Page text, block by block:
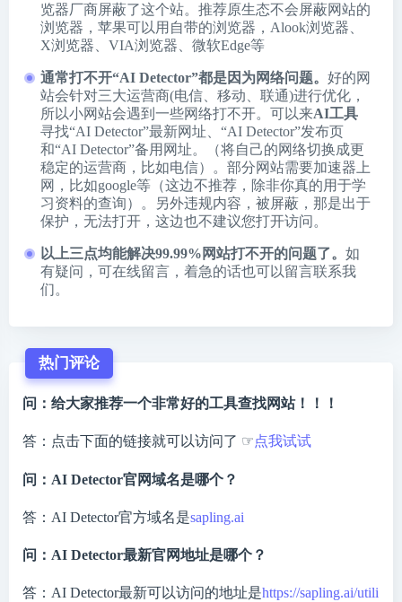
览器厂商屏蔽了这个站。推荐原生态不会屏蔽网站的
浏览器，苹果可以用自带的浏览器， Alook浏览器
X浏览器
VIA浏览器 微软Edge等
通常打不开“AI Detector”都是因为网络问题。 好的网
站会针对三大运营商(电信、移动、联通)进行优化，
所以小网站会遇到一些网络打不开。可以来AI工具
寻找“AI Detector”最新网址、“AI Detector”发布页
和“AI Detector”备用网址。（将自己的网络切换成更
稳定的运营商，比如电信）。部分网站需要加速器上
网，比如google等（这边不推荐，除非你真的用于学
习资料的查询）。另外违规内容，被屏蔽，那是出于
保护，无法打开，这边也不建议您打开访问。
以上三点均能解决99.99%网站打不开的问题了。 如
有疑问，可在线留言，着急的话也可以留言联系我
们。
热门评论
问：给大家推荐一个非常好的工具查找网站！！！
答：点击下面的链接就可以访问了 ☞点我试试
问：AI Detector官网域名是哪个？
答：AI Detector官方域名是sapling.ai
问：AI Detector最新官网地址是哪个？
答：AI Detector最新可以访问的地址是https://sapling.ai/utili